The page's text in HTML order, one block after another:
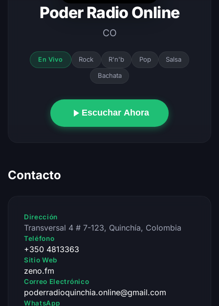
Poder Radio Online
CO
En Vivo Rock R'n'b Pop Salsa
Bachata
Escuchar Ahora
Contacto
Dirección
Transversal 4 # 7-123, Quinchía, Colombia
Teléfono
+350 4813363
Sitio Web
zeno.fm
Correo Electrónico
poderradioquinchia.online@gmail.com
WhatsApp